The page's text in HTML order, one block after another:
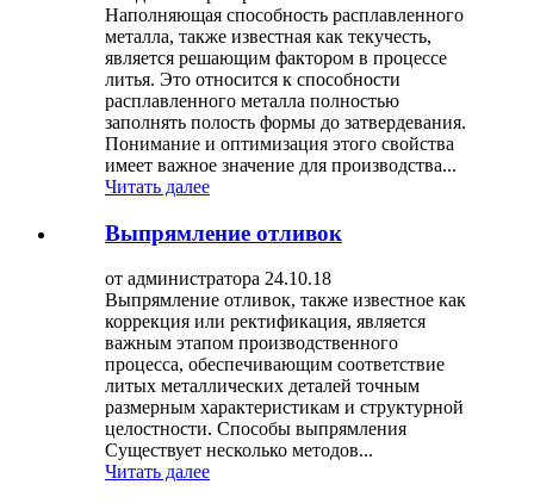
Наполняющая способность расплавленного
металла, также известная как текучесть,
является решающим фактором в процессе
литья. Это относится к способности
расплавленного металла полностью
заполнять полость формы до затвердевания.
Понимание и оптимизация этого свойства
имеет важное значение для производства...
Читать далее
Выпрямление отливок
от администратора 24.10.18
Выпрямление отливок, также известное как
коррекция или ректификация, является
важным этапом производственного
процесса, обеспечивающим соответствие
литых металлических деталей точным
размерным характеристикам и структурной
целостности. Способы выпрямления
Существует несколько методов...
Читать далее